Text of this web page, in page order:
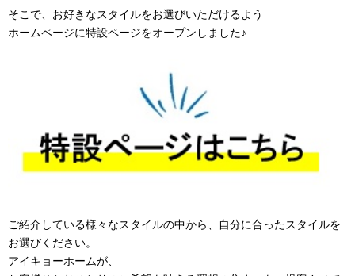
そこで、お好きなスタイルをお選びいただけるよう
ホームページに特設ページをオープンしました♪
ご紹介している様々なスタイルの中から、自分に合ったスタイルを
お選びください。
アイキョーホームが、